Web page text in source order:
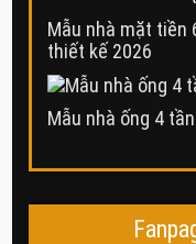
Mẫu nhà mặt tiền
thiết kế 2026
Mẫu nhà ống 4